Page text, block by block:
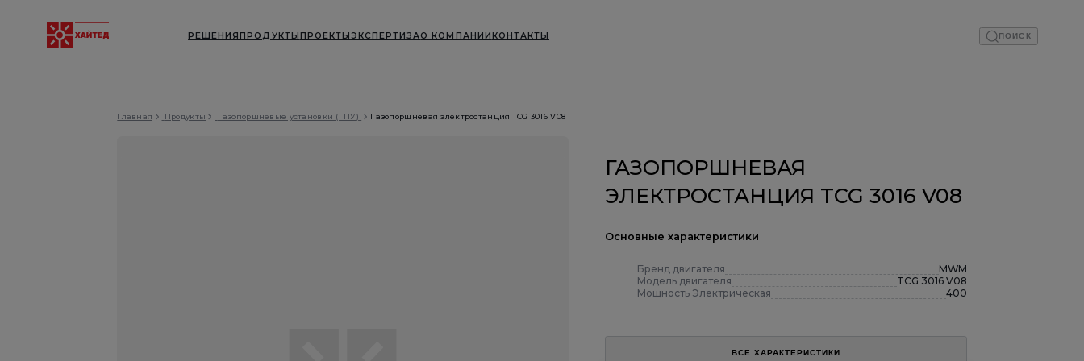
РЕШЕНИЯ ПРОДУКТЫ ПРОЕКТЫ ЭКСПЕРТИЗАО КОМПАНИИ КОНТАКТЫ ПОИСК
Главная Продукты Газопоршневые установки (ГПУ) Газопоршневая электростанция TCG 3016 V08
ГАЗОПОРШНЕВАЯ
ЭЛЕКТРОСТАНЦИЯ TCG 3016 V08
Основные характеристики
Бренд двигателя
MWM
Модель двигателя
TCG 3016 V08
Мощность Электрическая
400
ВСЕ ХАРАКТЕРИСТИКИ